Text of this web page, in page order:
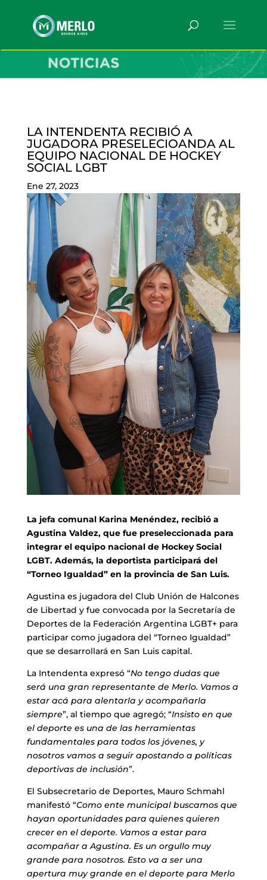
LA INTENDENTA RECIBIÓ A
JUGADORA PRESELECIOANDA AL
EQUIPO NACIONAL DE HOCKEY
SOCIAL LGBT
Ene 27, 2023
La jefa comunal Karina Menéndez, recibió a
Agustina Valdez, que fue preseleccionada para
integrar el equipo nacional de Hockey Social
LGBT. Además, la deportista participará del
“Torneo Igualdad” en la provincia de San Luis.
Agustina es jugadora del Club Unión de Halcones
de Libertad y fue convocada por la Secretaría de
Deportes de la Federación Argentina LGBT+ para
participar como jugadora del “Torneo Igualdad”
que se desarrollará en San Luis capital.
La Intendenta expresó “No tengo dudas que
será una gran representante de Merlo. Vamos a
estar acá para alentarla y acompañarla
siempre”, al tiempo que agregó; “Insisto en que
el deporte es una de las herramientas
fundamentales para todos los jóvenes, y
nosotros vamos a seguir apostando a políticas
deportivas de inclusión”.
El Subsecretario de Deportes, Mauro Schmahl
manifestó “Como ente municipal buscamos que
hayan oportunidades para quienes quieren
crecer en el deporte. Vamos a estar para
acompañar a Agustina. Es un orgullo muy
grande para nosotros. Esto va a ser una
apertura muy grande en el deporte para Merlo